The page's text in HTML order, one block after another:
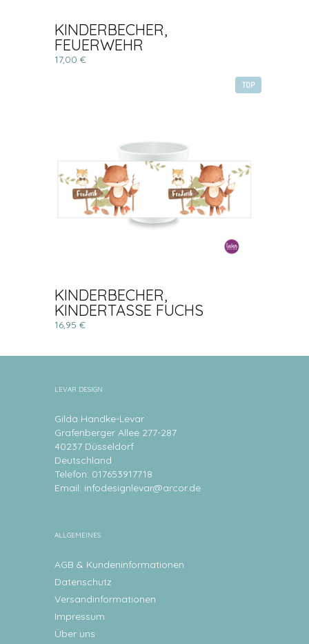
KINDERBECHER,
FEUERWEHR
17,00 €
TOP
KINDERBECHER,
KINDERTASSE FUCHS
16,95 €
LEVAR DESIGN
Gilda Handke-Levar
Grafenberger Allee 277-287
40237 Düsseldorf
Deutschland
Telefon: 017653917718
Email: infodesignlevar@arcor.de
ALLGEMEINES
AGB & Kundeninformationen
Datenschutz
Versandinformationen
Impressum
Über uns